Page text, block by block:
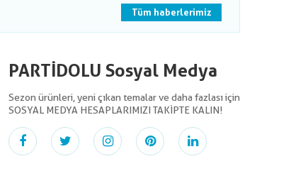
Tüm haberlerimiz
PARTİDOLU Sosyal Medya
Sezon ürünleri, yeni çıkan temalar ve daha fazlası için
SOSYAL MEDYA HESAPLARIMIZI TAKİPTE KALIN!